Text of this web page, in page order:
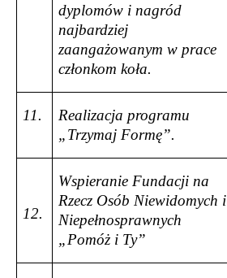
dyplomów i nagród
najbardziej
zaangażowanym w prace
członkom koła.
11.
Realizacja programu
„Trzymaj Formę”.
12.
Wspieranie Fundacji na
Rzecz Osób Niewidomych i
Niepełnosprawnych
„Pomóż i Ty”